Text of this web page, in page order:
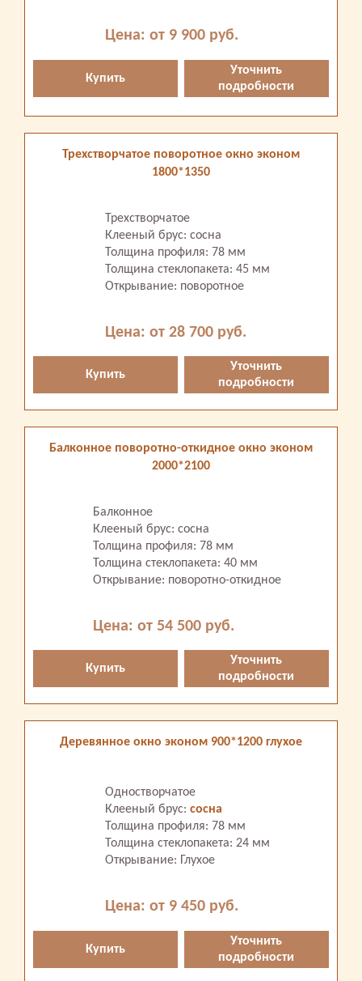
Цена: от 9 900 руб.
Купить
Уточнить
подробности
Трехстворчатое поворотное окно эконом
1800*1350
Трехстворчатое
Клееный брус: сосна
Толщина профиля: 78 мм
Толщина стеклопакета: 45 мм
Открывание: поворотное
Цена: от 28 700 руб.
Купить
Уточнить
подробности
Балконное поворотно-откидное окно эконом
2000*2100
Балконное
Клееный брус: сосна
Толщина профиля: 78 мм
Толщина стеклопакета: 40 мм
Открывание: поворотно-откидное
Цена: от 54 500 руб.
Купить
Уточнить
подробности
Деревянное окно эконом 900*1200 глухое
Одностворчатое
Клееный брус: сосна
Толщина профиля: 78 мм
Толщина стеклопакета: 24 мм
Открывание: Глухое
Цена: от 9 450 руб.
Купить
Уточнить
подробности